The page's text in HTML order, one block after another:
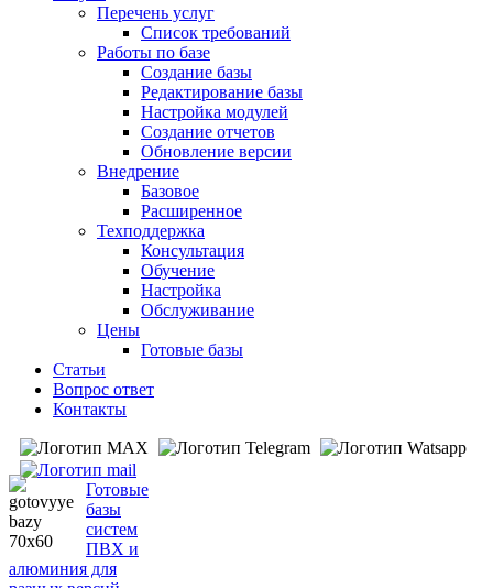
Перечень услуг
Список требований
Работы по базе
Создание базы
Редактирование базы
Настройка модулей
Создание отчетов
Обновление версии
Внедрение
Базовое
Расширенное
Техподдержка
Консультация
Обучение
Настройка
Обслуживание
Цены
Готовые базы
Статьи
Вопрос ответ
Контакты
Готовые
базы
систем
ПВХ и
алюминия для